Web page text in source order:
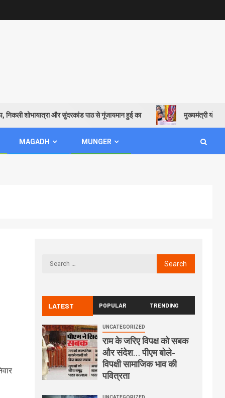
और सुंदरकांड पाठ से गूंजायमान हुई का मुख्यमंत्री योगी बोल – भारत
MAGADH MUNGER
LATEST POPULAR TRENDING
UNCATEGORIZED
राम के जरिए विपक्ष को सबक
और संदेश… पीएम बोले-
विपक्षी सामाजिक भाव की
पवित्रता